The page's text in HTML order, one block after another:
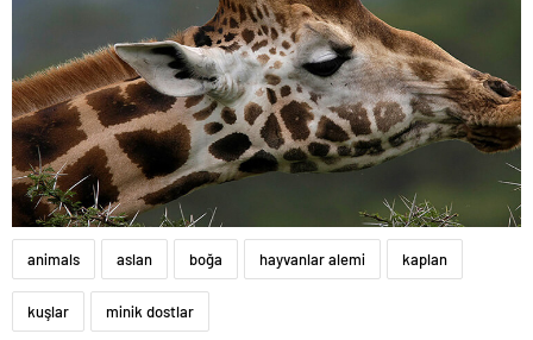
animals aslan boğa hayvanlar alemi kaplan
kuşlar minik dostlar